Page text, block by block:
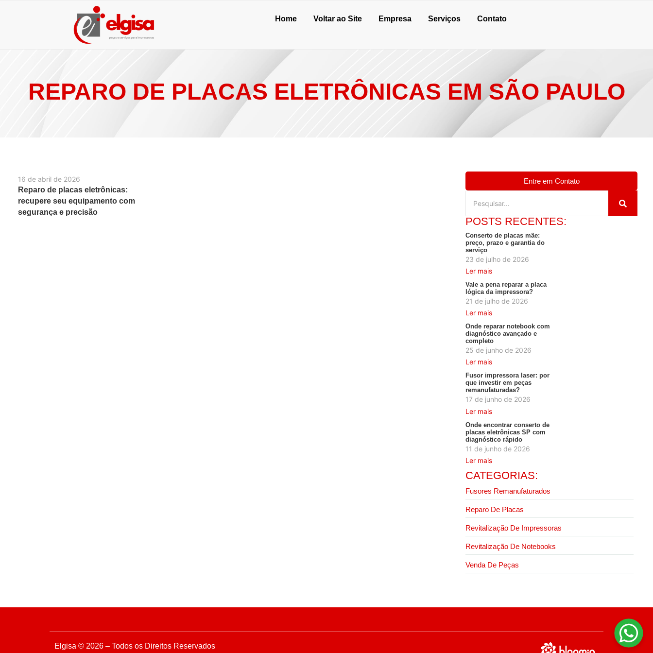
Home Voltar ao Site Empresa Serviços Contato
REPARO DE PLACAS ELETRÔNICAS EM SÃO PAULO
16 de abril de 2026
Reparo de placas eletrônicas:
recupere seu equipamento com
segurança e precisão
Entre em Contato
POSTS RECENTES:
Conserto de placas mãe:
preço, prazo e garantia do
serviço
23 de julho de 2026
Ler mais
Vale a pena reparar a placa
lógica da impressora?
21 de julho de 2026
Ler mais
Onde reparar notebook com
diagnóstico avançado e
completo
25 de junho de 2026
Ler mais
Fusor impressora laser: por
que investir em peças
remanufaturadas?
17 de junho de 2026
Ler mais
Onde encontrar conserto de
placas eletrônicas SP com
diagnóstico rápido
11 de junho de 2026
Ler mais
CATEGORIAS:
Fusores Remanufaturados
Reparo De Placas
Revitalização De Impressoras
Revitalização De Notebooks
Venda De Peças
Elgisa © 2026 – Todos os Direitos Reservados